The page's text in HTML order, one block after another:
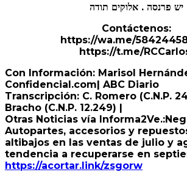
יש פרנסה . אלוקים תודה
Contáctenos:
https://wa.me/
https://t.me/
Con Información: Marisol
Confidencial.com| ABC Diario
Transcripción: C. Romero (C.N.P.
Bracho (C.N.P. 12.249) |
Otras Noticias vía Informa2Ve.:
Autopartes, accesorios y
altibajos en las ventas de julio y
tendencia a recuperarse en
https://acortar.link/zsgorw